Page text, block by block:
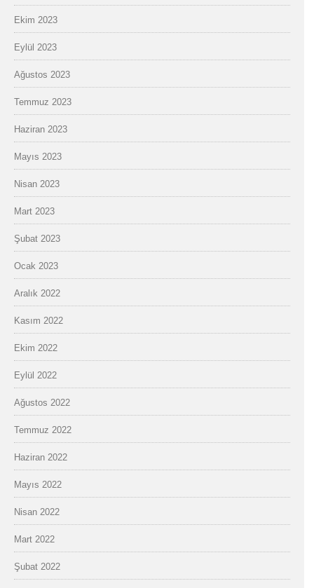
Ekim 2023
Eylül 2023
Ağustos 2023
Temmuz 2023
Haziran 2023
Mayıs 2023
Nisan 2023
Mart 2023
Şubat 2023
Ocak 2023
Aralık 2022
Kasım 2022
Ekim 2022
Eylül 2022
Ağustos 2022
Temmuz 2022
Haziran 2022
Mayıs 2022
Nisan 2022
Mart 2022
Şubat 2022